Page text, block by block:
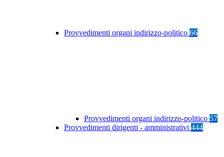
Provvedimenti organi indirizzo-politico 66
Provvedimenti organi indirizzo-politico 57
Provvedimenti dirigenti - amministrativi 444